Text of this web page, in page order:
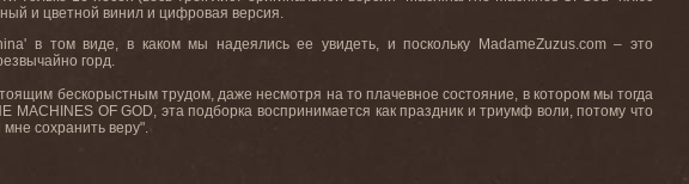
и цветной винил и цифровая версия.
' в том виде, в каком мы надеялись ее увидеть, и поскольку MadameZuzus.com – это
горд.
бескорыстным трудом, даже несмотря на то плачевное состояние, в котором мы тогда
MACHINES OF GOD, эта подборка воспринимается как праздник и триумф воли, потому что
сохранить веру".